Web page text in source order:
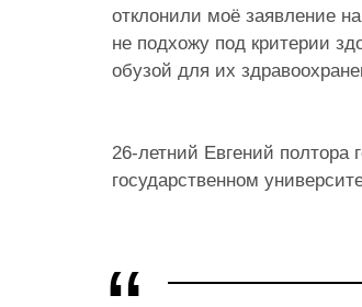
отклонили моё заявление
не подхожу под критерии
обузой для их
26-летний Евгений полтора
государственном